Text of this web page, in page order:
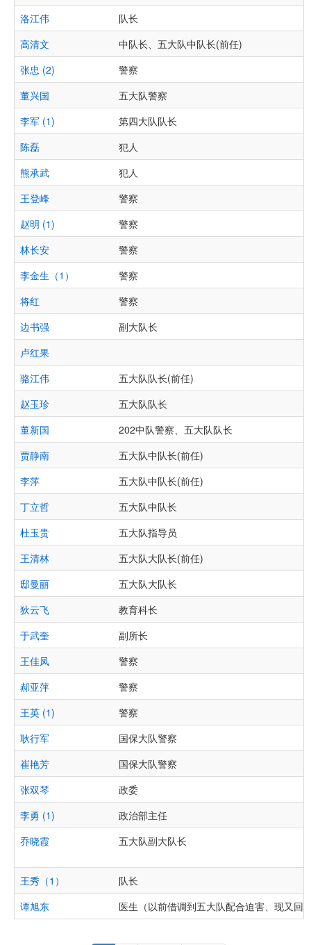
洛江伟
队长
高清文
中队长、五大队中队长(前任)
张忠 (2)
警察
董兴国
五大队警察
李军 (1)
第四大队队长
陈磊
犯人
熊承武
犯人
王登峰
警察
赵明 (1)
警察
林长安
警察
李金生（1）
警察
将红
警察
边书强
副大队长
卢红果
骆江伟
五大队队长(前任)
赵玉珍
五大队队长
董新国
202中队警察、五大队队长
贾静南
五大队中队长(前任)
李萍
五大队中队长(前任)
丁立哲
五大队中队长
杜玉贵
五大队指导员
王清林
五大队大队长(前任)
邸曼丽
五大队大队长
狄云飞
教育科长
于武奎
副所长
王佳凤
警察
郝亚萍
警察
王英 (1)
警察
耿行军
国保大队警察
崔艳芳
国保大队警察
张双琴
政委
李勇 (1)
政治部主任
乔晓霞
五大队副大队长
王秀（1）
队长
谭旭东
医生（以前借调到五大队配合迫害、现又回